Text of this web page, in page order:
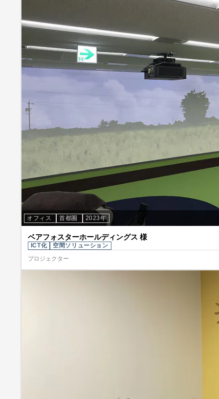
オフィス 首都圏 2023年
ベアフォスターホールディングス 様
ICT化
空間ソリューション
プロジェクター